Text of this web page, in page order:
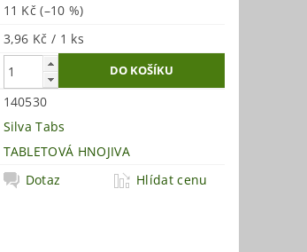
11 Kč(–10 %)
3,96 Kč / 1 ks
140530
Silva Tabs
TABLETOVÁ HNOJIVA
Dotaz Hlídat cenu